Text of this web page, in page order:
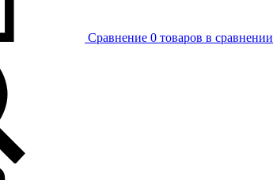
Сравнение 0 товаров в сравнении